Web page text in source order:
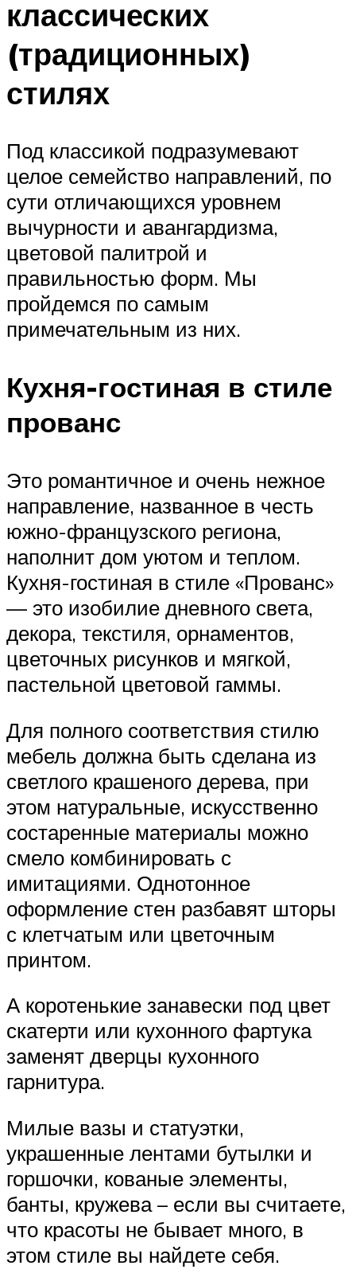
классических
(традиционных)
стилях
Под классикой подразумевают
целое семейство направлений, по
сути отличающихся уровнем
вычурности и авангардизма,
цветовой палитрой и
правильностью форм. Мы
пройдемся по самым
примечательным из них.
Кухня-гостиная в стиле
прованс
Это романтичное и очень нежное
направление, названное в честь
южно-французского региона,
наполнит дом уютом и теплом.
Кухня-гостиная в стиле «Прованс»
— это изобилие дневного света,
декора, текстиля, орнаментов,
цветочных рисунков и мягкой,
пастельной цветовой гаммы.
Для полного соответствия стилю
мебель должна быть сделана из
светлого крашеного дерева, при
этом натуральные, искусственно
состаренные материалы можно
смело комбинировать с
имитациями. Однотонное
оформление стен разбавят шторы
с клетчатым или цветочным
принтом.
А коротенькие занавески под цвет
скатерти или кухонного фартука
заменят дверцы кухонного
гарнитура.
Милые вазы и статуэтки,
украшенные лентами бутылки и
горшочки, кованые элементы,
банты, кружева – если вы считаете,
что красоты не бывает много, в
этом стиле вы найдете себя.